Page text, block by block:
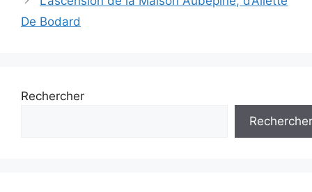
De Bodard
Rechercher
Rechercher